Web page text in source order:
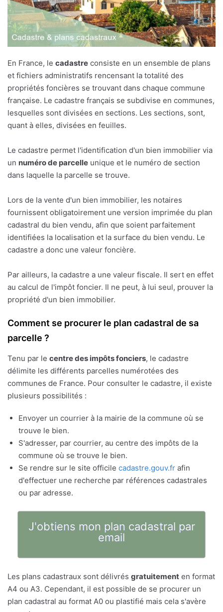
En France, le cadastre consiste en un ensemble de plans
et fichiers administratifs rencensant la totalité des
propriétés foncières se trouvant dans chaque commune
française. Le cadastre français se subdivise en communes,
lesquelles sont divisées en sections. Les sections, sont,
quant à elles, divisées en feuilles.
Le cadastre permet l'identification d'un bien immobilier via
un numéro de parcelle unique et le numéro de section
dans laquelle la parcelle se trouve.
Lors de la vente d'un bien immobilier, les notaires
fournissent obligatoirement une version imprimée du plan
cadastral du bien vendu, afin que soient parfaitement
identifiées la localisation et la surface du bien vendu. Le
cadastre a donc une valeur foncière.
Par ailleurs, la cadastre a une valeur fiscale. Il sert en effet
au calcul de l'impôt foncier. Il ne peut, à lui seul, prouver la
propriété d'un bien immobilier.
Comment se procurer le plan cadastral de sa
parcelle ?
Tenu par le centre des impôts fonciers, le cadastre
délimite les différents parcelles numérotées des
communes de France. Pour consulter le cadastre, il existe
plusieurs possibilités :
Envoyer un courrier à la mairie de la commune où se
trouve le bien.
S'adresser, par courrier, au centre des impôts de la
commune où se trouve le bien.
Se rendre sur le site officile cadastre.gouv.fr afin
d'effectuer une recherche par références cadastrales
ou par adresse.
J'obtiens mon plan cadastral par
email
Les plans cadastraux sont délivrés gratuitement en format
A4 ou A3. Cependant, il est possible de se procurer un
plan cadastral au format A0 ou plastifié mais cela s'avère